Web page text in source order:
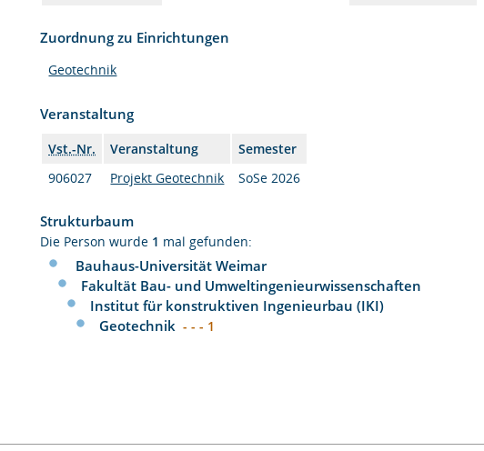
Zuordnung zu Einrichtungen
Geotechnik
Veranstaltung
Vst.-Nr. Veranstaltung
Semester
906027
Projekt Geotechnik SoSe 2026
Strukturbaum
Die Person wurde 1 mal gefunden:
Bauhaus-Universität Weimar
Fakultät Bau- und Umweltingenieurwissenschaften
Institut für konstruktiven Ingenieurbau (IKI)
Geotechnik - - - 1